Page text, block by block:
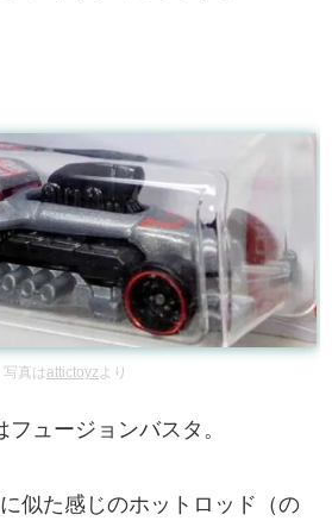
写真は attictoyz より
ュージョンバスタ。
似た感じのホットロッド（の